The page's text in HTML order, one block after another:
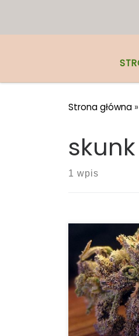
Strona główna »
1 wpis
Ilość THC:
Rodowód:
Skunk #1
indica.
THC,
euforyczny
na […]